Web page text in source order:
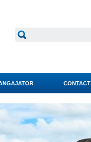
CONTACT